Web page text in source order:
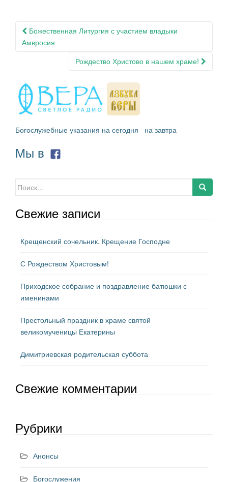
Навигация
по
Божественная Литургия с участием владыки
Амвросия
Рождество Христово в нашем храме!
Богослужебные указания на сегодня на завтра
Мы в
Искать:
Свежие записи
Крещенский сочельник. Крещение Господне
С Рождеством Христовым!
Приходское собрание и поздравление батюшки с
именинами
Престольный праздник в храме святой
великомученицы Екатерины
Димитриевская родительская суббота
Свежие комментарии
Рубрики
Анонсы
Богослужения